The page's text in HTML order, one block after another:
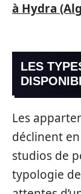
à Hydra
LES
Les
déclinent
studios de
typologie